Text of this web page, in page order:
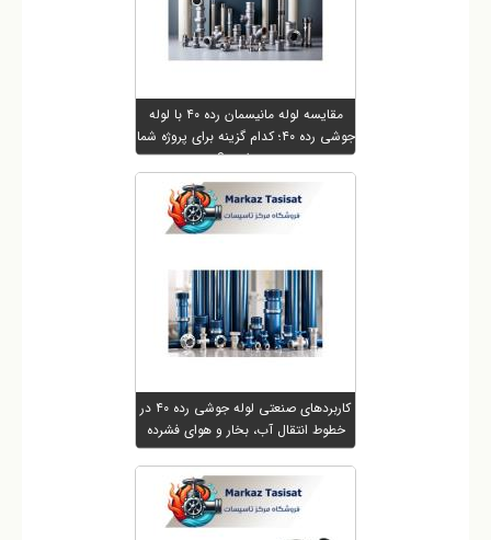
مقایسه لوله مانیسمان رده ۴۰ با لوله
جوشی رده ۴۰؛ کدام گزینه برای پروژه شما
بهتر است؟
کاربردهای صنعتی لوله جوشی رده ۴۰ در
خطوط انتقال آب، بخار و هوای فشرده